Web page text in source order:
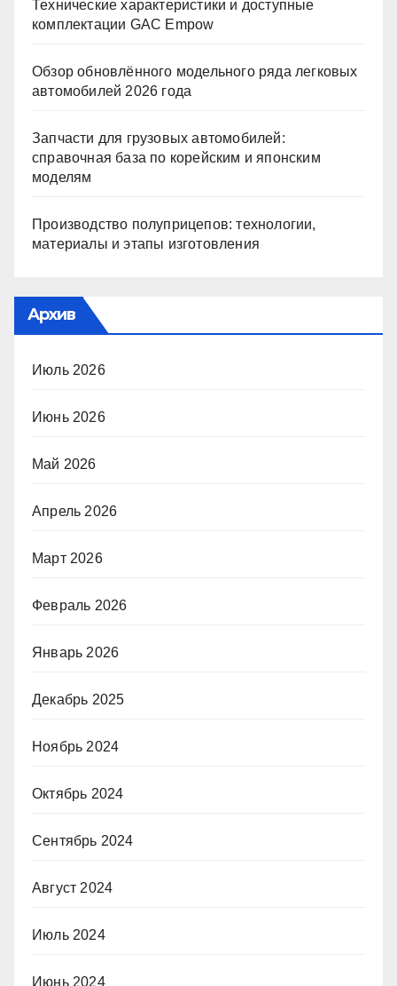
Технические характеристики и доступные
комплектации GAC Empow
Обзор обновлённого модельного ряда легковых
автомобилей 2026 года
Запчасти для грузовых автомобилей:
справочная база по корейским и японским
моделям
Производство полуприцепов: технологии,
материалы и этапы изготовления
Архив
Июль 2026
Июнь 2026
Май 2026
Апрель 2026
Март 2026
Февраль 2026
Январь 2026
Декабрь 2025
Ноябрь 2024
Октябрь 2024
Сентябрь 2024
Август 2024
Июль 2024
Июнь 2024